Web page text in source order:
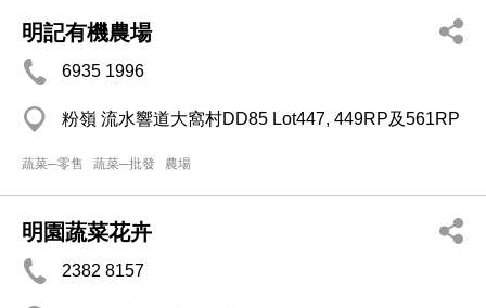
明記有機農場
6935 1996
粉嶺 流水響道大窩村DD85 Lot447, 449RP及561RP
蔬菜─零售 蔬菜─批發 農場
明園蔬菜花卉
2382 8157